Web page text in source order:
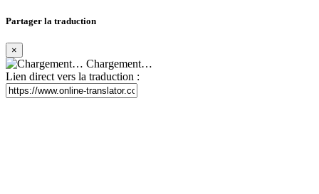
Partager la traduction
×
Chargement…
Lien direct vers la traduction :